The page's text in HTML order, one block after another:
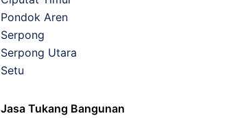
Pondok Aren
Serpong
Serpong Utara
Setu
Jasa Tukang Bangunan